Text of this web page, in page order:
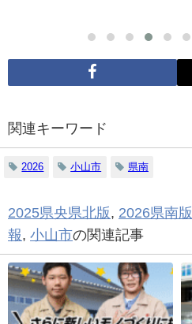
関連キーワード
2026 小山市 県南
2025県央県北版 2026県南版
報
小山市の関連記事